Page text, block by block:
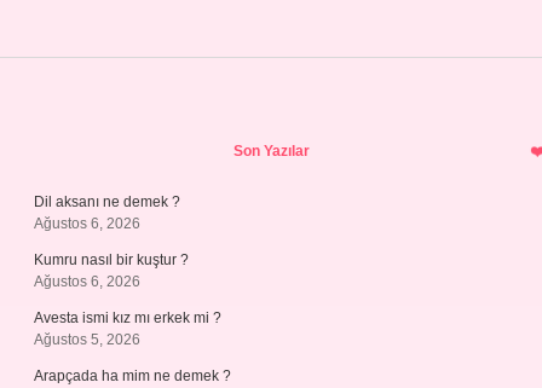
Son Yazılar
Dil aksanı ne demek ?
Ağustos 6, 2026
Kumru nasıl bir kuştur ?
Ağustos 6, 2026
Avesta ismi kız mı erkek mi ?
Ağustos 5, 2026
Arapçada ha mim ne demek ?